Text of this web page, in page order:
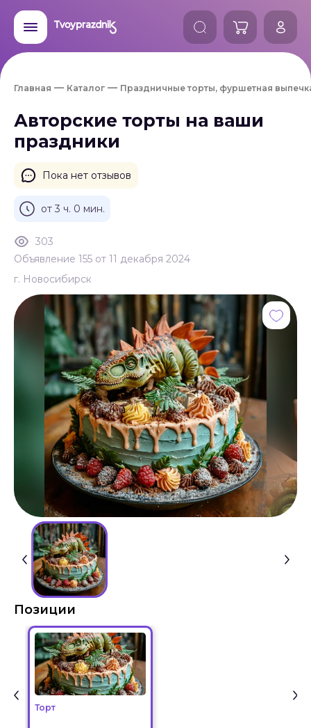
Главная Каталог Праздничные торты, фуршетная
Авторские торты на ваши
праздники
Пока нет отзывов
от 3 ч. 0 мин.
Объявление 155 от 11 декабря 2024
303
г. Новосибирск
Позиции
Торт